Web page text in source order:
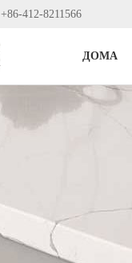
+86-412-8211566
ДОМА